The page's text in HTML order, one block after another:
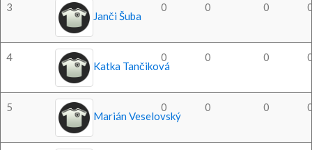
3
Janči Šuba
0 0 0
4
Katka Tančiková
0 0 0
5
Marián Veselovský
0 0 0